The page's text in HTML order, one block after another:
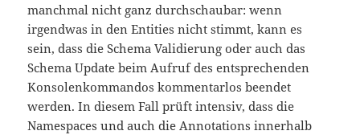
manchmal nicht ganz durchschaubar: wenn
irgendwas in den Entities nicht stimmt, kann es
sein, dass die Schema Validierung oder auch das
Schema Update beim Aufruf des entsprechenden
Konsolenkommandos kommentarlos beendet
werden. In diesem Fall prüft intensiv, dass die
Namespaces und auch die Annotations innerhalb